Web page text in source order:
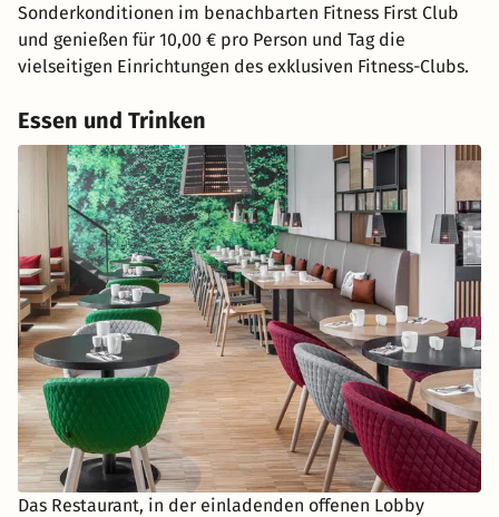
Sonderkonditionen im benachbarten Fitness First Club
und genießen für 10,00 € pro Person und Tag die
vielseitigen Einrichtungen des exklusiven Fitness-Clubs.
Essen und Trinken
Das Restaurant, in der einladenden offenen Lobby